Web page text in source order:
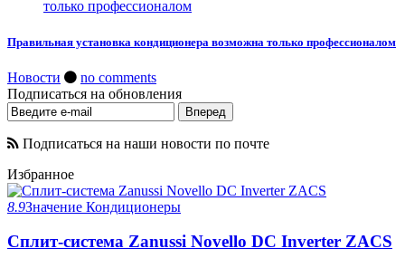
Правильная установка кондиционера возможна только профессионалом
Новости
no comments
Подписаться на обновления
Подписаться на наши новости по почте
Избранное
8.9Значение Кондиционеры
Сплит-система Zanussi Novello DC Inverter ZACS